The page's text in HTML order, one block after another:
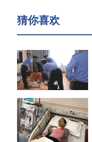
猜你喜欢